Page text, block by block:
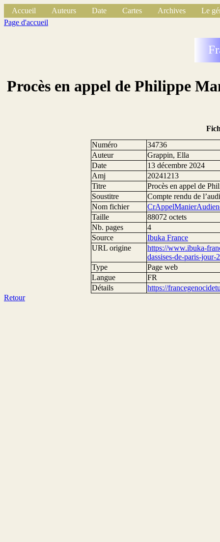
Accueil Auteurs Date Cartes Archives
Le
Page d'accueil
Procès en appel de Philippe
Numéro
34736
Auteur
Grappin, Ella
Date
13 décembre 2024
Amj
20241213
Titre
Procès en appel de
Soustitre
Compte rendu de
Nom fichier
Taille
88072 octets
Nb. pages
4
Source
Ibuka France
URL origine
https://www.ibuka-
dassises-de-paris-jour-
Type
Page web
Langue
FR
Détails
https://
Retour